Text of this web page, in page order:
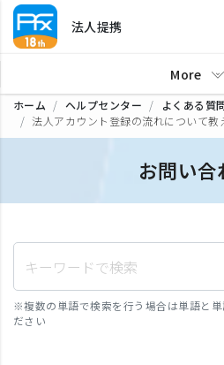
法人提携
More
ホーム ヘルプセンター
よくある質
法人アカウント登録の流れについて教
お問い合
※複数の単語で検索を行う場合は単語と
ださい